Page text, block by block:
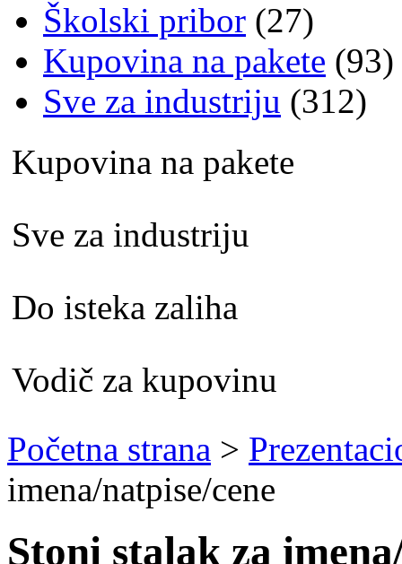
Školski pribor (27)
Kupovina na pakete (93)
Sve za industriju (312)
Kupovina na pakete
Sve za industriju
Do isteka zaliha
Vodič za kupovinu
Početna strana >
imena/natpise/cene
Stoni stalak za